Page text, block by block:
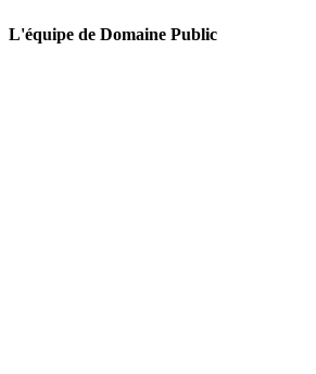
L'équipe de Domaine Public